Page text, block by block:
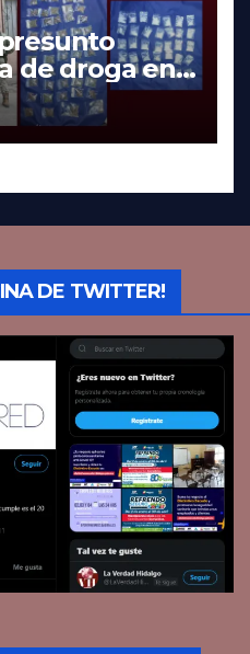
de droga en
detenidos
DE TWITTER!